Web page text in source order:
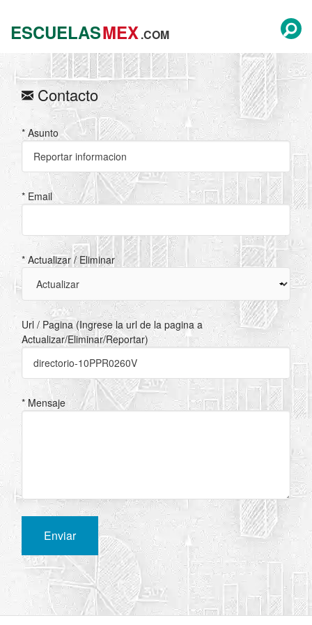
ESCUELASMEX.COM
Contacto
* Asunto
* Email
* Actualizar / Eliminar
Url / Pagina (Ingrese la url de la pagina a
Actualizar/Eliminar/Reportar)
* Mensaje
Enviar